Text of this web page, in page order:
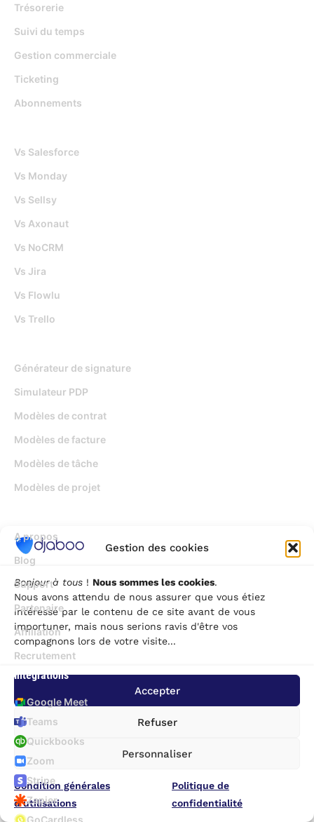
Gestion des cookies
Bonjour à tous ! Nous sommes les cookies.
Nous avons attendu de nous assurer que vous étiez
intéressé par le contenu de ce site avant de vous
importuner, mais nous serions ravis d'être vos
compagnons lors de votre visite...
Accepter
Refuser
Personnaliser
Condition générales
d’utilisations
Politique de
confidentialité
Trésorerie
Suivi du temps
Gestion commerciale
Ticketing
Abonnements
Vs Salesforce
Vs Monday
Vs Sellsy
Vs Axonaut
Vs NoCRM
Vs Jira
Vs Flowlu
Vs Trello
Générateur de signature
Simulateur PDP
Modèles de contrat
Modèles de facture
Modèles de tâche
Modèles de projet
A propos
Blog
Support
Partenaire
Affiliation
Recrutement
Intégrations
Google Meet
Teams
Quickbooks
Zoom
Stripe
Zapier